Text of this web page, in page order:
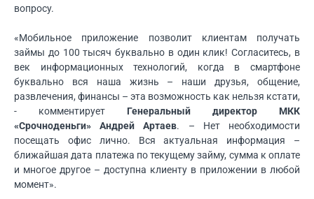
вопросу.
«Мобильное приложение позволит клиентам получать
займы до 100 тысяч буквально в один клик! Согласитесь, в
век информационных технологий, когда в смартфоне
буквально вся наша жизнь – наши друзья, общение,
развлечения, финансы – эта возможность как нельзя кстати,
- комментирует Генеральный директор МКК
«Срочноденьги» Андрей Артаев. – Нет необходимости
посещать офис лично. Вся актуальная информация –
ближайшая дата платежа по текущему займу, сумма к оплате
и многое другое – доступна клиенту в приложении в любой
момент».